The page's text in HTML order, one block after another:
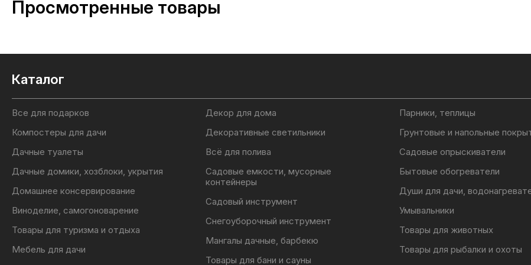
Просмотренные товары
Каталог
Все для подарков
Компостеры для дачи
Дачные туалеты
Дачные домики, хозблоки, укрытия
Домашнее консервирование
Виноделие, самогоноварение
Товары для туризма и отдыха
Мебель для дачи
Декор для дома
Декоративные светильники
Всё для полива
Садовые емкости, мусорные
контейнеры
Садовый инструмент
Снегоуборочный инструмент
Мангалы дачные, барбекю
Товары для бани и сауны
Парники, теплицы
Грунтовые и напольные
Садовые опрыскиватели
Бытовые обогреватели
Души для дачи,
Умывальники
Товары для животных
Товары для рыбалки и охоты